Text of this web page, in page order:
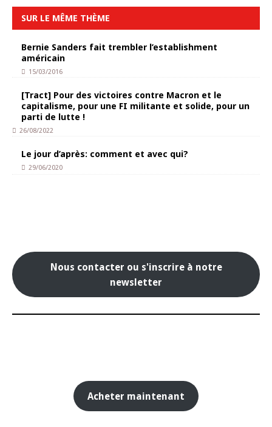
SUR LE MÊME THÈME
Bernie Sanders fait trembler l’establishment
américain
15/03/2016
[Tract] Pour des victoires contre Macron et le
capitalisme, pour une FI militante et solide, pour un
parti de lutte !
26/08/2022
Le jour d’après: comment et avec qui?
29/06/2020
Nous contacter ou s'inscrire à notre
newsletter
Acheter maintenant